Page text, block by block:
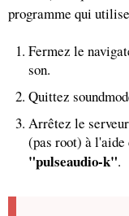
programme qui
Fermez le
son.
Quittez
Arrêtez le
(pas root) à l'aide
"pulseaudio-k".